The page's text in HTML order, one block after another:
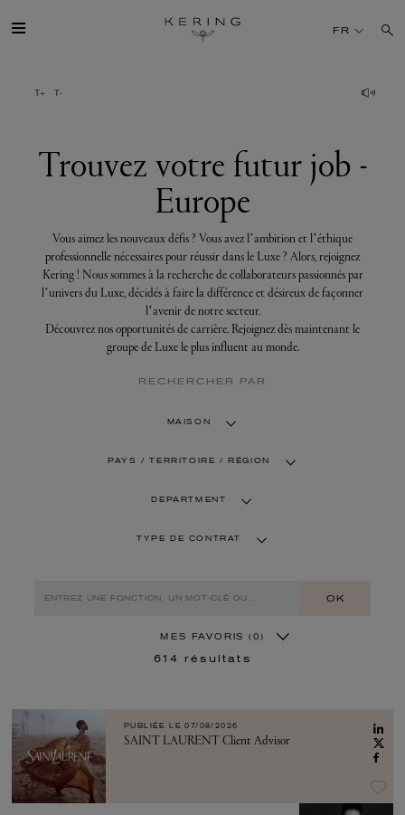
votre
futur
DÉV. DURABLE
FINANCE
PRESSE
FR
Trouvez votre futur job -
Europe
Vous aimez les nouveaux défis ? Vous avez l’ambition et l’éthique
professionnelle nécessaires pour réussir dans le Luxe ? Alors, rejoignez
Kering ! Nous sommes à la recherche de collaborateurs passionnés par
l’univers du Luxe, décidés à faire la différence et désireux de façonner
l’avenir de notre secteur.
Découvrez nos opportunités de carrière. Rejoignez dès maintenant le
groupe de Luxe le plus influent au monde.
RECHERCHER PAR
MAISON
PAYS / TERRITOIRE / RÉGION
DEPARTMENT
TYPE DE CONTRAT
OK
MES FAVORIS (0)
614 résultats
PUBLIÉE LE 07/08/2026
SAINT LAURENT Client Advisor